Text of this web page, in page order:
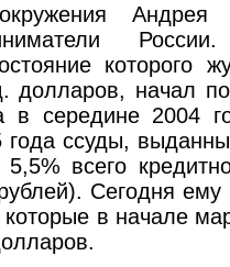
которого
долларов, начал
в середине 2004
года ссуды,
всего
Сегодня ему
в начале